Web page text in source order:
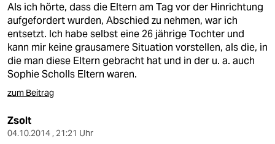
Als ich hörte, dass die Eltern am Tag vor der Hinrichtung
aufgefordert wurden, Abschied zu nehmen, war ich
entsetzt. Ich habe selbst eine 26 jährige Tochter und
kann mir keine grausamere Situation vorstellen, als die, in
die man diese Eltern gebracht hat und in der u. a. auch
Sophie Scholls Eltern waren.
zum Beitrag
Zsolt
04.10.2014 , 21:21 Uhr